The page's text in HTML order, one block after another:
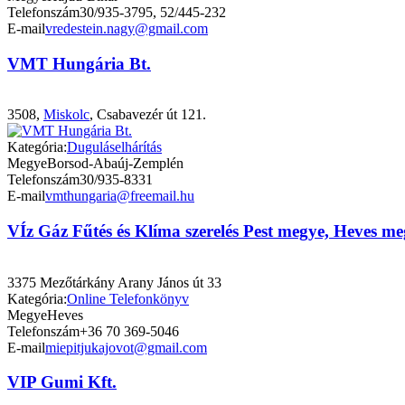
Telefonszám30/935-3795, 52/445-232
E-mailvredestein.nagy@gmail.com
VMT Hungária Bt.
3508, Miskolc, Csabavezér út 121.
Kategória:Duguláselhárítás
MegyeBorsod-Abaúj-Zemplén
Telefonszám30/935-8331
E-mailvmthungaria@freemail.hu
VÍz Gáz Fűtés és Klíma szerelés Pest megye, Heves
3375 Mezőtárkány Arany János út 33
Kategória:Online Telefonkönyv
MegyeHeves
Telefonszám+36 70 369-5046
E-mailmiepitjukajovot@gmail.com
VIP Gumi Kft.